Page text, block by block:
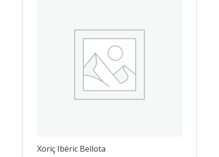
Xoriç Ibèric Bellota